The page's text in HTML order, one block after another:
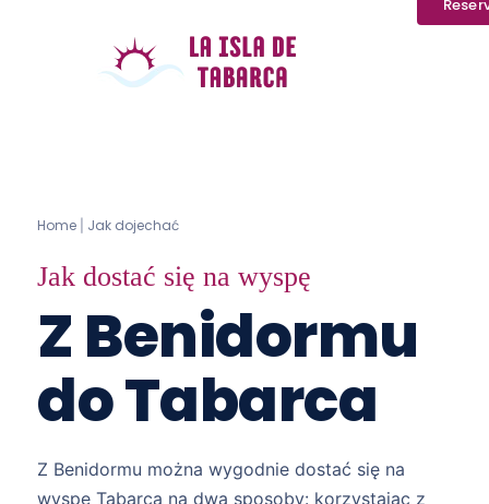
Home Jak dojechać
Jak dostać się na wyspę
Z Benidormu
do Tabarca
Z Benidormu można wygodnie dostać się na
wyspę Tabarca na dwa sposoby: korzystając z